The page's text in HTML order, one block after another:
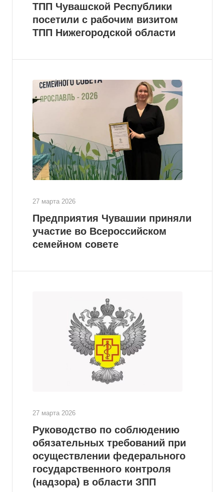
ТПП Чувашской Республики
посетили с рабочим визитом
ТПП Нижегородской области
27 марта 2026
Предприятия Чувашии приняли
участие во Всероссийском
семейном совете
27 марта 2026
Руководство по соблюдению
обязательных требований при
осуществлении федерального
государственного контроля
(надзора) в области ЗПП